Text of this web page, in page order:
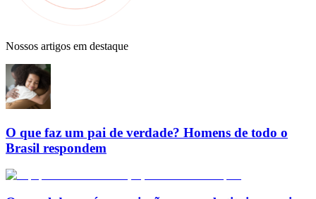
Nossos artigos em destaque
O que faz um pai de verdade? Homens de todo o
Brasil respondem